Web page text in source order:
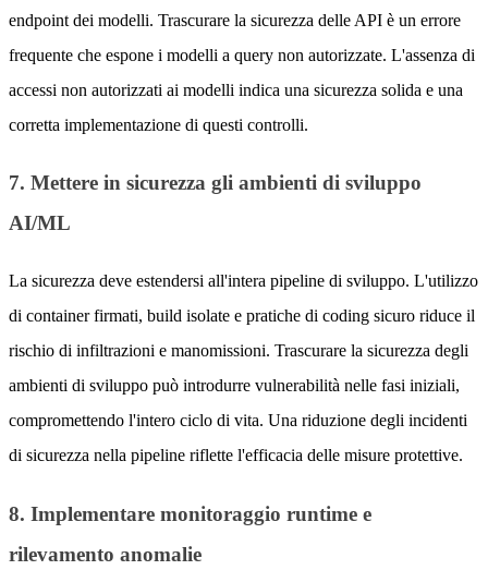
endpoint dei modelli. Trascurare la sicurezza delle API è un errore
frequente che espone i modelli a query non autorizzate. L'assenza di
accessi non autorizzati ai modelli indica una sicurezza solida e una
corretta implementazione di questi controlli.
7. Mettere in sicurezza gli ambienti di sviluppo
AI/ML
La sicurezza deve estendersi all'intera pipeline di sviluppo. L'utilizzo
di container firmati, build isolate e pratiche di coding sicuro riduce il
rischio di infiltrazioni e manomissioni. Trascurare la sicurezza degli
ambienti di sviluppo può introdurre vulnerabilità nelle fasi iniziali,
compromettendo l'intero ciclo di vita. Una riduzione degli incidenti
di sicurezza nella pipeline riflette l'efficacia delle misure protettive.
8. Implementare monitoraggio runtime e
rilevamento anomalie